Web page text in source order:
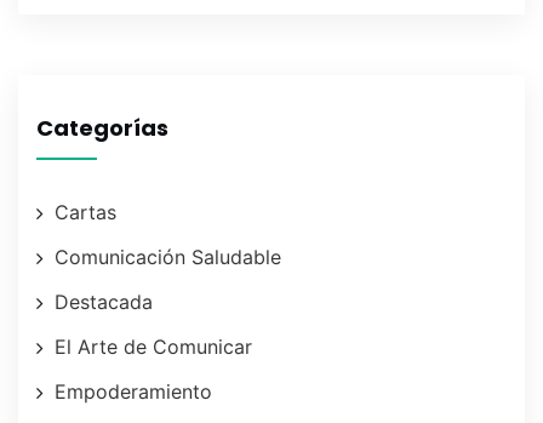
Categorías
Cartas
Comunicación Saludable
Destacada
El Arte de Comunicar
Empoderamiento